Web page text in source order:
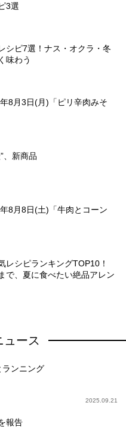
3選
シピ7選！ナス・オクラ・冬
味わう
8月3日(月)「ピリ辛肉みそ
、新商品
8月8日(土)「牛肉とコーン
レシピランキングTOP10！
で、夏に食べたい絶品アレン
ュース
ランニング
2025.09.21
報告